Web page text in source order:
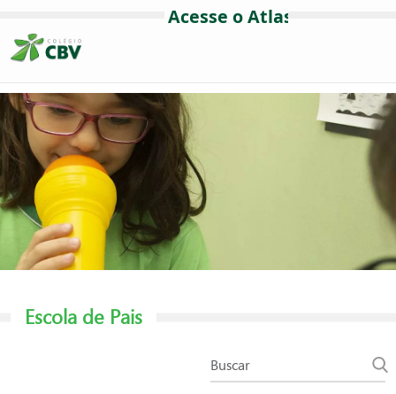
Escola de Pais